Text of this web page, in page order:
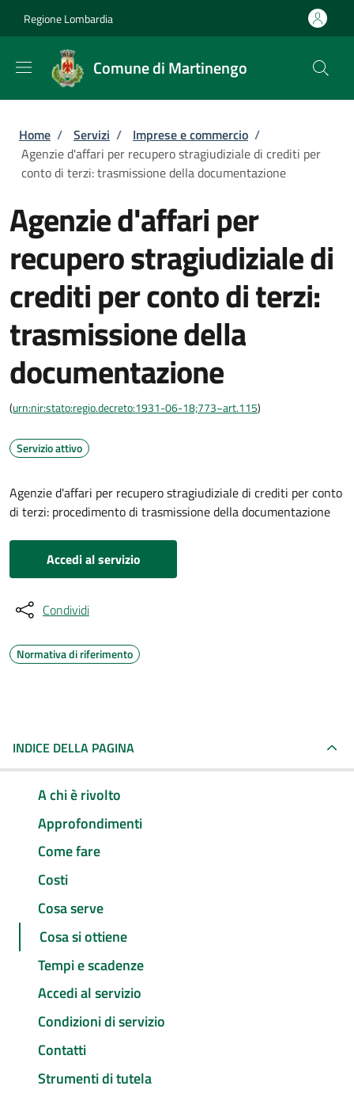
Regione Lombardia
Comune di Martinengo
Briciole di pane
Home / Servizi / Imprese e commercio /
Agenzie d'affari per recupero stragiudiziale di crediti per
conto di terzi: trasmissione della documentazione
Agenzie d'affari per
recupero stragiudiziale di
crediti per conto di terzi:
trasmissione della
documentazione
(urn:nir:stato:regio.decreto:1931-06-18;773~art.115)
Servizio attivo
Agenzie d'affari per recupero stragiudiziale di crediti per conto
di terzi: procedimento di trasmissione della documentazione
Accedi al servizio
Condividi
Normativa di riferimento
INDICE DELLA PAGINA
A chi è rivolto
Approfondimenti
Come fare
Costi
Cosa serve
Cosa si ottiene
Tempi e scadenze
Accedi al servizio
Condizioni di servizio
Contatti
Strumenti di tutela